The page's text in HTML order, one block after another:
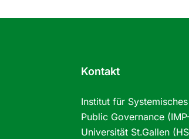
Kontakt
Institut für
Public Governance
Universität St.Gallen